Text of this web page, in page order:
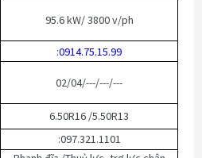
95.6 kW/ 3800 v/ph
:0914.75.15.99
02/04/---/---/---
6.50R16 /5.50R13
:097.321.1101